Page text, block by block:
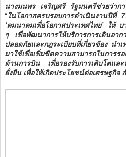
นางมนพร เจริญศรี รัฐมนตรีช่วยว่าก
“ในโอกาสครบรอบการดำเนินงานปีที่
‘คมนาคมเพื่อโอกาสประเทศไทย’ ให้
ๆ เพื่อพัฒนาการให้บริการการเดินอาก
ปลอดภัยและกฎระเบียบที่เกี่ยวข้อง นำ
มาใช้เพื่อเพิ่มขีดความสามารถในกา
ด้านการบิน เพื่อรองรับการเติบโตแล
ยั่งยืน เพื่อให้เกิดประโยชน์ต่อเศรษฐกิจ